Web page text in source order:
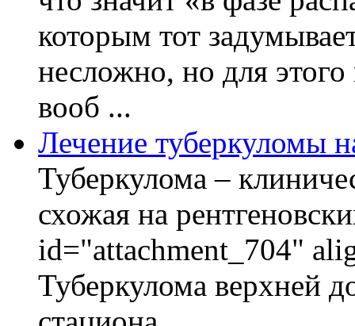
которым тот
несложно, но для
вооб ...
Лечение туберкуломы
Туберкулома –
схожая на
id="attachment_704"
Туберкулома верхней